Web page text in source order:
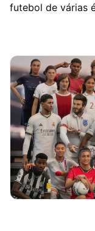
futebol de várias